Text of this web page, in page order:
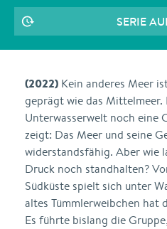
SERIE
(2022) Kein anderes Meer
geprägt wie das
Unterwasserwelt noch eine
zeigt: Das Meer und seine
widerstandsfähig. Aber wie
Druck noch standhalten?
Südküste spielt sich unter
altes Tümmlerweibchen hat
Es führte bislang die